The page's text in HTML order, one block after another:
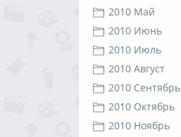
2010 Май
2010 Июнь
2010 Июль
2010 Август
2010 Сентябрь
2010 Октябрь
2010 Ноябрь